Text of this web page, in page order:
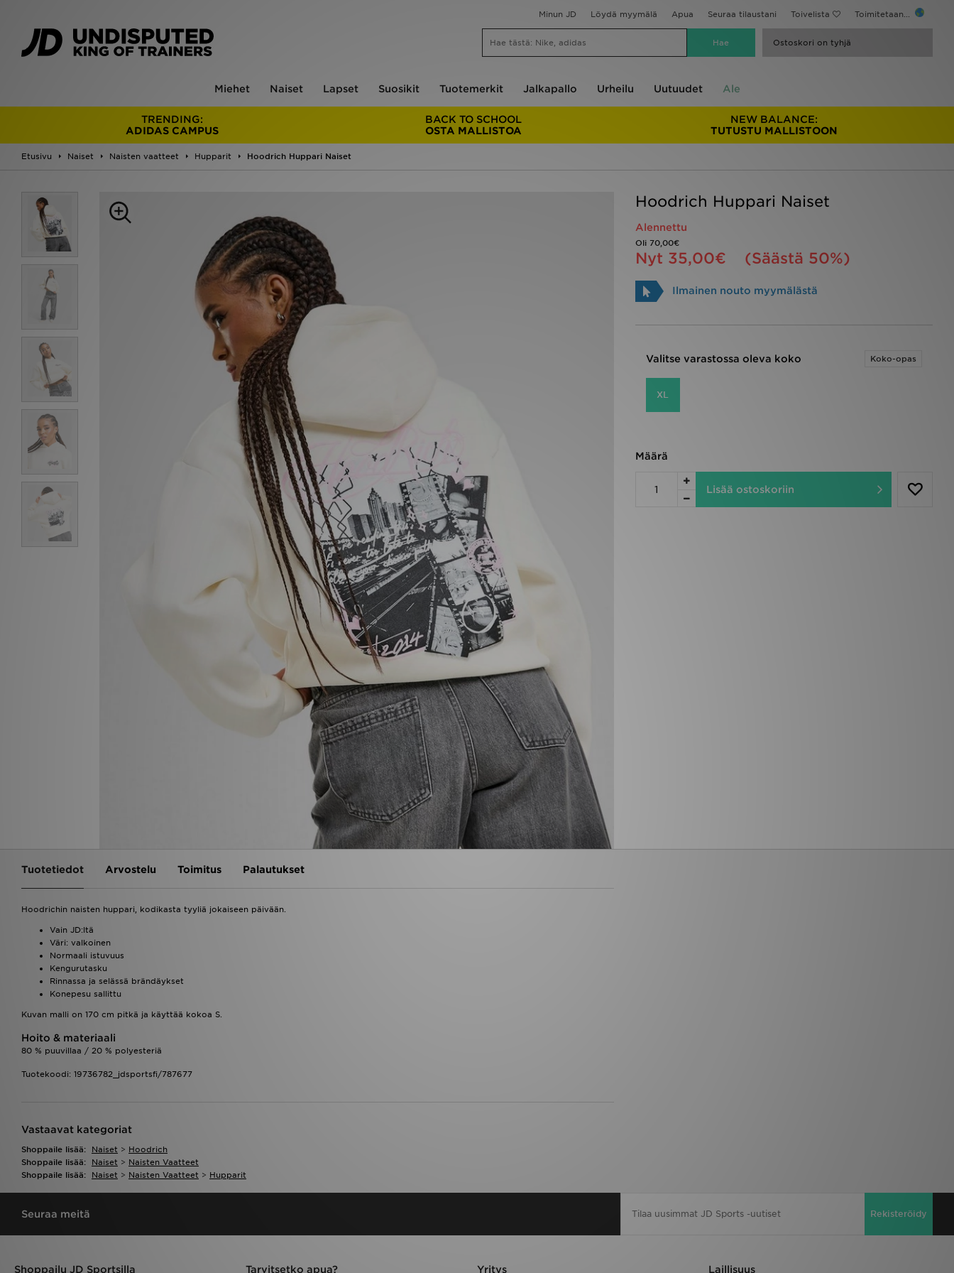
Minun JD Löydä myymälä Apua Seuraa tilaustani Toivelista Toimitetaan...
Ostoskori on tyhjä
Miehet Naiset Lapset Suosikit Tuotemerkit Jalkapallo Urheilu Uutuudet Ale
TRENDING:
ADIDAS CAMPUS
BACK TO SCHOOL
OSTA MALLISTOA
NEW BALANCE:
TUTUSTU MALLISTOON
Etusivu Naiset Naisten vaatteet Hupparit Hoodrich Huppari Naiset
Hoodrich Huppari Naiset
Alennettu
Oli 70,00€
Nyt 35,00€ (Säästä 50%)
Ilmainen nouto myymälästä
Valitse varastossa oleva koko Koko-opas
XL
Määrä
Lisää ostoskoriin
Tuotetiedot Arvostelu Toimitus Palautukset
Hoodrichin naisten huppari, kodikasta tyyliä jokaiseen päivään.
Vain JD:ltä
Väri: valkoinen
Normaali istuvuus
Kengurutasku
Rinnassa ja selässä brändäykset
Konepesu sallittu
Kuvan malli on 170 cm pitkä ja käyttää kokoa S.
Hoito & materiaali
80 % puuvillaa / 20 % polyesteriä
Tuotekoodi: 19736782_jdsportsfi/787677
Vastaavat kategoriat
Shoppaile lisää: Naiset > Hoodrich
Shoppaile lisää:
Naiset > Naisten Vaatteet
Shoppaile lisää:
Naiset > Naisten Vaatteet > Hupparit
Seuraa meitä Rekisteröidy
Shoppailu JD Sportsilla Tarvitsetko apua? Yritys Laillisuus